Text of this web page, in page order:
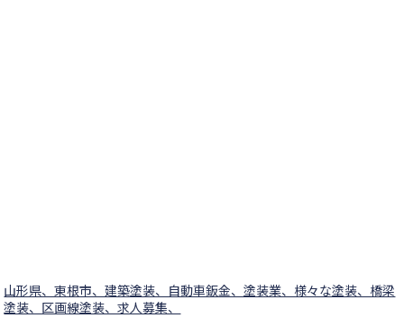
山形県、東根市、建築塗装、自動車鈑金、塗装業、様々な塗装、橋梁
塗装、区画線塗装、求人募集、